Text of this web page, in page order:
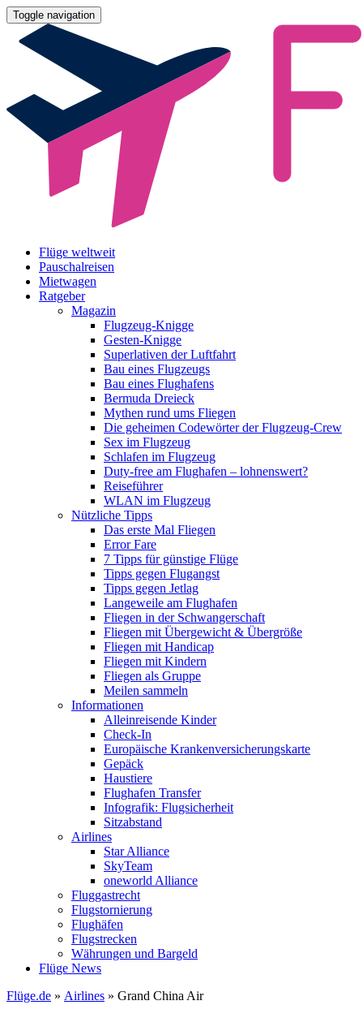
Toggle navigation
Flüge weltweit
Pauschalreisen
Mietwagen
Ratgeber
Magazin
Flugzeug-Knigge
Gesten-Knigge
Superlativen der Luftfahrt
Bau eines Flugzeugs
Bau eines Flughafens
Bermuda Dreieck
Mythen rund ums Fliegen
Die geheimen Codewörter der Flugzeug-Crew
Sex im Flugzeug
Schlafen im Flugzeug
Duty-free am Flughafen – lohnenswert?
Reiseführer
WLAN im Flugzeug
Nützliche Tipps
Das erste Mal Fliegen
Error Fare
7 Tipps für günstige Flüge
Tipps gegen Flugangst
Tipps gegen Jetlag
Langeweile am Flughafen
Fliegen in der Schwangerschaft
Fliegen mit Übergewicht & Übergröße
Fliegen mit Handicap
Fliegen mit Kindern
Fliegen als Gruppe
Meilen sammeln
Informationen
Alleinreisende Kinder
Check-In
Europäische Krankenversicherungskarte
Gepäck
Haustiere
Flughafen Transfer
Infografik: Flugsicherheit
Sitzabstand
Airlines
Star Alliance
SkyTeam
oneworld Alliance
Fluggastrecht
Flugstornierung
Flughäfen
Flugstrecken
Währungen und Bargeld
Flüge News
Flüge.de » Airlines » Grand China Air